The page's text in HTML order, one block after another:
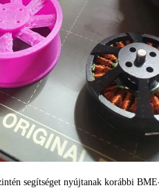
segítséget nyújtanak korábbi